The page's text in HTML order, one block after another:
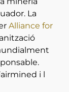
La
Alliance for
i l